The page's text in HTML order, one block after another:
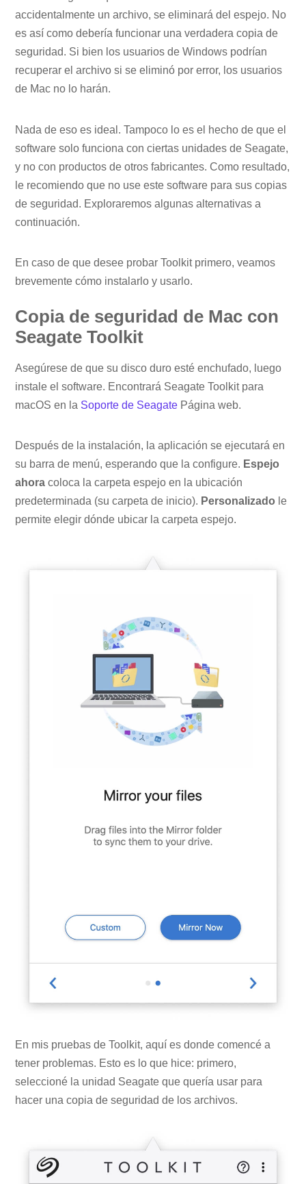
accidentalmente un archivo, se eliminará del espejo. No
es así como debería funcionar una verdadera copia de
seguridad. Si bien los usuarios de Windows podrían
recuperar el archivo si se eliminó por error, los usuarios
de Mac no lo harán.
Nada de eso es ideal. Tampoco lo es el hecho de que el
software solo funciona con ciertas unidades de Seagate,
y no con productos de otros fabricantes. Como resultado,
le recomiendo que no use este software para sus copias
de seguridad. Exploraremos algunas alternativas a
continuación.
En caso de que desee probar Toolkit primero, veamos
brevemente cómo instalarlo y usarlo.
Copia de seguridad de Mac con
Seagate Toolkit
Asegúrese de que su disco duro esté enchufado, luego
instale el software. Encontrará Seagate Toolkit para
macOS en la Soporte de Seagate Página web.
Después de la instalación, la aplicación se ejecutará en
su barra de menú, esperando que la configure. Espejo
ahora coloca la carpeta espejo en la ubicación
predeterminada (su carpeta de inicio). Personalizado le
permite elegir dónde ubicar la carpeta espejo.
En mis pruebas de Toolkit, aquí es donde comencé a
tener problemas. Esto es lo que hice: primero,
seleccioné la unidad Seagate que quería usar para
hacer una copia de seguridad de los archivos.